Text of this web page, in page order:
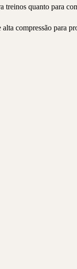
quanto para
compressão para